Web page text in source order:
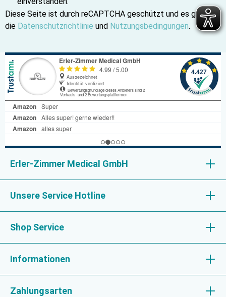
Diese Seite ist durch reCAPTCHA geschützt und es gelten
die Datenschutzrichtlinie und Nutzungsbedingungen.
Erler-Zimmer Medical GmbH
Unsere Service Hotline
Shop Service
Informationen
Zahlungsarten